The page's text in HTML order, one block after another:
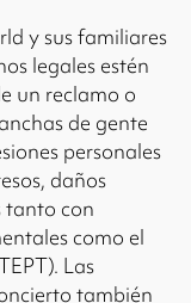
y sus familiares
legales estén
un reclamo o
de gente
personales
daños
tanto con
como el
Las
también